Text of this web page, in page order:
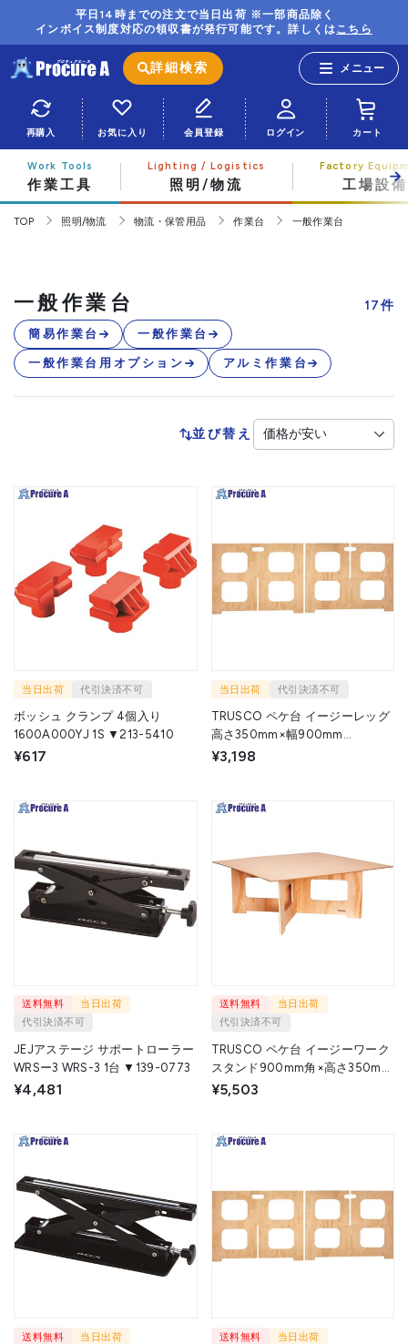
平日14時までの注文で当日出荷 ※一部商品除く
インボイス制度対応の領収書が発行可能です。詳しくはこちら
詳細検索
再購入 お気に入り 会員登録 ログイン カート
作業工具 照明/物流 工場設備
TOP 照明/物流 物流・保管用品 作業台 一般作業台
一般作業台 17件
簡易作業台 一般作業台
一般作業台用オプション アルミ作業台
並び替え
当日出荷 代引決済不可
ボッシュ クランプ 4個入り
1600A000YJ 1S ▼213-5410
¥617
当日出荷 代引決済不可
TRUSCO ペケ台 イージーレッグ
高さ350mm×幅900mm
¥3,198
送料無料
当日出荷
代引決済不可
JEJアステージ サポートローラー
WRSー3 WRS-3 1台 ▼139-0773
¥4,481
送料無料
当日出荷
代引決済不可
TRUSCO ペケ台 イージーワーク
スタンド900mm角×高さ350mm
EASYLEG-3590SET 1S ▼584-
¥5,503
送料無料
当日出荷
送料無料
当日出荷